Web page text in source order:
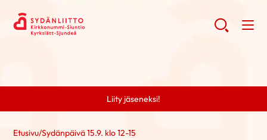
Liity jäseneksi!
Etusivu/Sydänpäivä 15.9. klo 12-15